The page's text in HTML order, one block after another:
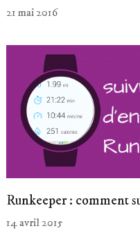
21 mai 2016
Runkeeper : comment
14 avril 2015